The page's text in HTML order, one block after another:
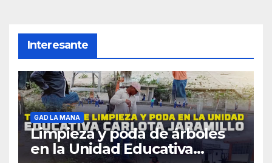
Interesante
GAD LA MANA
Limpieza y poda de árboles
en la Unidad Educativa